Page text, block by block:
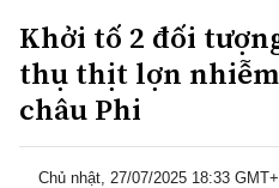
Khởi tố 2 đối
thụ thịt lợn
châu Phi
Chủ nhật, 27/07/2025 18:33